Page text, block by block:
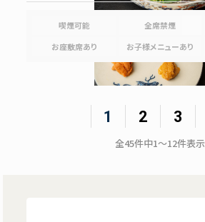
喫煙可能 全席禁煙
お座敷席あり
お子様メニューあり
1 2 3
全45件中1～12件表示